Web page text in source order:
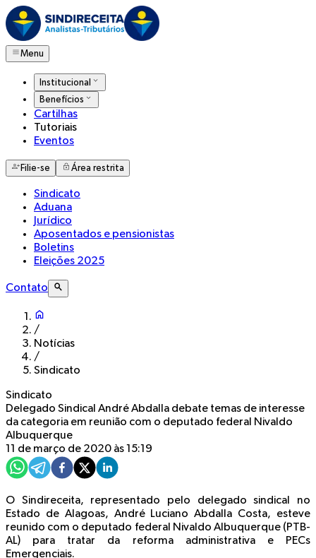
Menu
Institucional
Benefícios
Cartilhas
Tutoriais
Eventos
Filie-se Área restrita
Sindicato
Aduana
Jurídico
Aposentados e pensionistas
Boletins
Eleições 2025
Contato
/
Notícias
/
Sindicato
Sindicato
Delegado Sindical André Abdalla debate temas de interesse
da categoria em reunião com o deputado federal Nivaldo
Albuquerque
11 de março de 2020 às 15:19
O Sindireceita, representado pelo delegado sindical no
Estado de Alagoas, André Luciano Abdalla Costa, esteve
reunido com o deputado federal Nivaldo Albuquerque (PTB-
AL) para tratar da reforma administrativa e PECs
Emergenciais.